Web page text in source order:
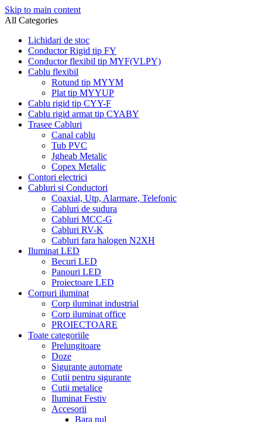
Skip to main content
All Categories
Lichidari de stoc
Conductor Rigid tip FY
Conductor flexibil tip MYF(VLPY)
Cablu flexibil
Rotund tip MYYM
Plat tip MYYUP
Cablu rigid tip CYY-F
Cablu rigid armat tip CYABY
Trasee Cabluri
Canal cablu
Tub PVC
Jgheab Metalic
Copex Metalic
Contori electrici
Cabluri si Conductori
Coaxial, Utp, Alarmare, Telefonic
Cabluri de sudura
Cabluri MCC-G
Cabluri RV-K
Cabluri fara halogen N2XH
Iluminat LED
Becuri LED
Panouri LED
Proiectoare LED
Corpuri iluminat
Corp iluminat industrial
Corp iluminat office
PROIECTOARE
Toate categoriile
Prelungitoare
Doze
Sigurante automate
Cutii pentru sigurante
Cutii metalice
Iluminat Festiv
Accesorii
Bara nul